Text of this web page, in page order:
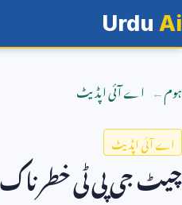
Urdu Ai
ہوم اے آئی اپڈیٹ
اے آئی اپڈیٹ
چیٹ جی پی ٹی خطرناک